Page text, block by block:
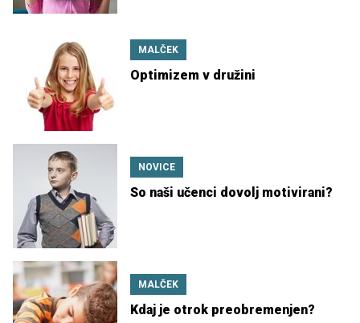
MALČEK
Optimizem v družini
NOVICE
So naši učenci dovolj motivirani?
MALČEK
Kdaj je otrok preobremenjen?